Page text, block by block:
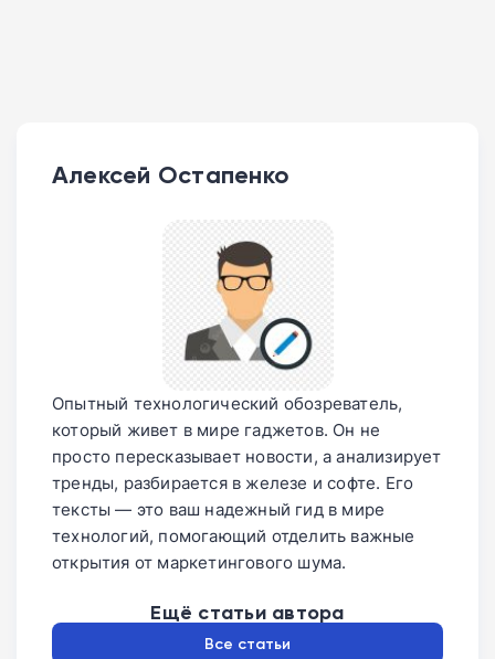
Алексей Остапенко
Опытный технологический обозреватель,
который живет в мире гаджетов. Он не
просто пересказывает новости, а анализирует
тренды, разбирается в железе и софте. Его
тексты — это ваш надежный гид в мире
технологий, помогающий отделить важные
открытия от маркетингового шума.
Ещё статьи автора
Все статьи